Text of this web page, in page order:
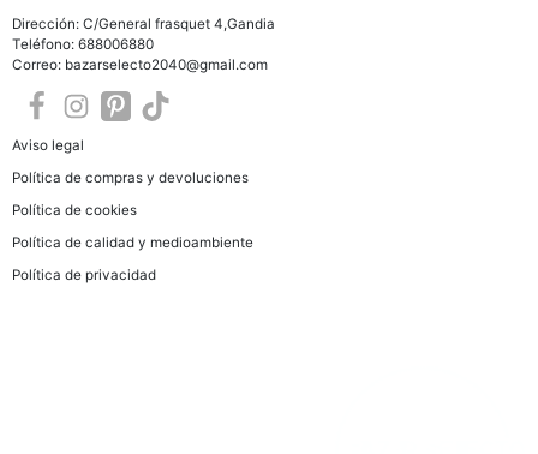
Dirección: C/General frasquet 4,Gandia
Teléfono: 688006880
Correo: bazarselecto2040@gmail.com
Aviso legal
Política de compras y devoluciones
Política de cookies
Política de calidad y medioambiente
Política de privacidad